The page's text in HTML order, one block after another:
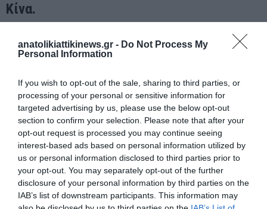
anatolikiattikinews.gr - Do Not Process My
Personal Information
If you wish to opt-out of the sale, sharing to third parties, or
processing of your personal or sensitive information for
targeted advertising by us, please use the below opt-out
section to confirm your selection. Please note that after your
opt-out request is processed you may continue seeing
interest-based ads based on personal information utilized by
us or personal information disclosed to third parties prior to
your opt-out. You may separately opt-out of the further
disclosure of your personal information by third parties on the
IAB’s list of downstream participants. This information may
Κίνα.
Σήμερα ίσως μετατρέπεται ολοένα και περισσότερο στην πύλη
μέσω της οποίας η Κίνα αναδιαμορφώνει τους παγκόσμιους
Το ερώτημα δεν είναι μόνο πόσα κεφάλαια θα κινηθούν αλλά
ποιος θα ελέγχει τελικά τη ροή τους.
ΠΡΟΗΓΟΎΜΕΝΗ ΑΝΆΡΤΗΣΗ
BREXIT: ΔΕΚΑ ΧΡΟΝΙΑ ΜΕΤΑ — ΛΑΘΟΣ Ή ΣΤΡΑΤΗΓΙΚΗ